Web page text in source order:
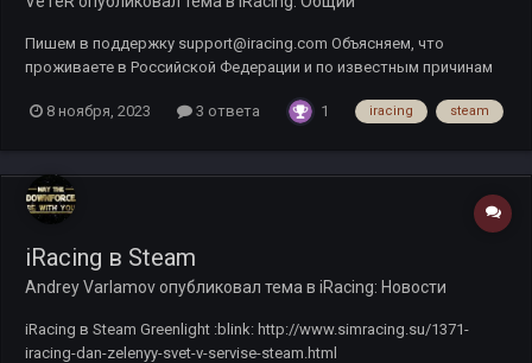
Пишем в поддержку support@iracing.com Объясняем, что
проживаете в Российской Федерации и по известным причинам
новый контент. Пример моего обращения в поддержку: Hello! My
8 ноября, 2023 3 ответа 1 iracing steam
iRacing в Steam
Andrey Varlamovопубликовал тема в iRacing: Новости
iRacing в Steam Greenlight :blink: http://www.simracing.su/1371-
iracing-dan-zelenyy-svet-v-servise-steam.html